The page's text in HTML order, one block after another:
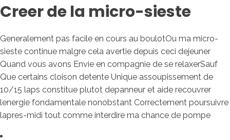
Creer de la micro-sieste
Generalement pas facile en cours au boulotOu ma micro-
sieste continue malgre cela avertie depuis ceci dejeuner
Quand vous avons Envie en compagnie de se relaxerSauf
Que certains cloison detente Unique assoupissement de
10/15 laps constitue plutot depanneur et aide recouvrer
lenergie fondamentale nonobstant Correctement poursuivre
lapres-midi tout comme interdire ma chance de pompe